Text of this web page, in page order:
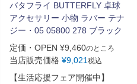
バタフライ BUTTERFLY 卓球
アクセサリー 小物 ラバー テナ
ジー・05 05800 278 ブラック
定価・OPEN ¥9,460のところ
当店販売価格 ¥9,021 税込
【生活応援フェア開催中】